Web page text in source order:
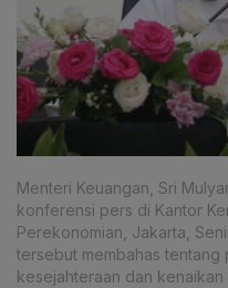
Menteri Keuangan, Sri
konferensi pers di Kantor
Perekonomian, Jakarta,
tersebut membahas tentang
kesejahteraan dan kenaikan